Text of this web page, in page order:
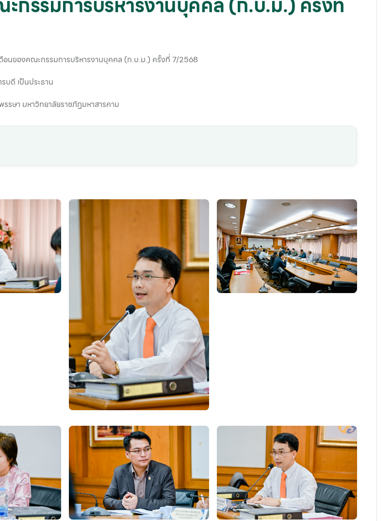
อนของคณะกรรมการบริหารงานบุคคล (ก.บ.ม.) ครั้งที่ 7/2568
บดี เป็นประธาน
รษา มหาวิทยาลัยราชภัฏมหาสารคาม